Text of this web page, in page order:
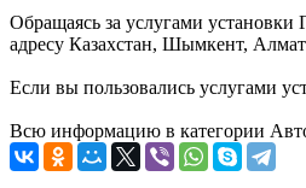
Обращаясь за услугами
адресу Казахстан, Шымкент,
Если вы пользовались услугами
Всю информацию в категории